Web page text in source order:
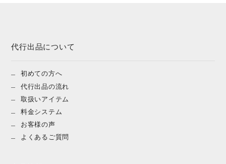
代行出品について
初めての方へ
代行出品の流れ
取扱いアイテム
料金システム
お客様の声
よくあるご質問